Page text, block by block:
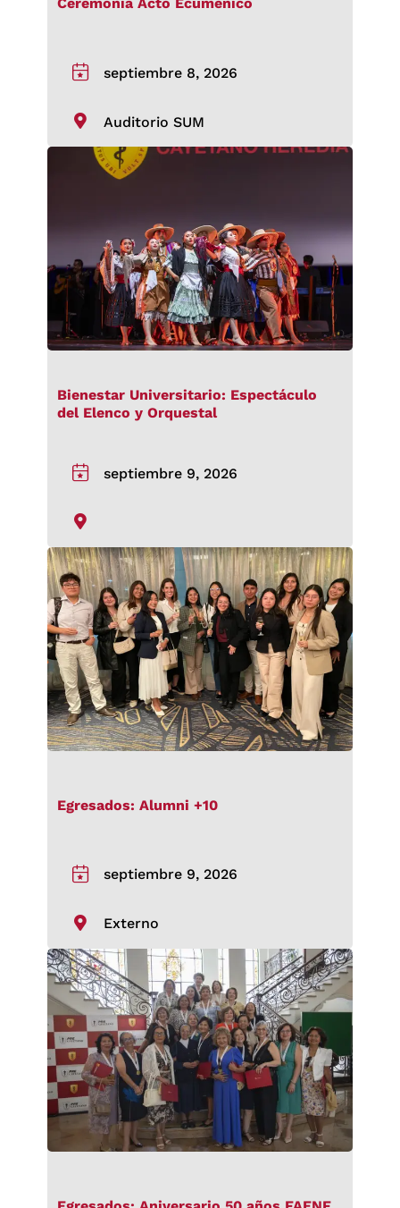
Ceremonia Acto Ecuménico
septiembre 8, 2026
Auditorio SUM
Bienestar Universitario: Espectáculo
del Elenco y Orquestal
septiembre 9, 2026
Egresados: Alumni +10
septiembre 9, 2026
Externo